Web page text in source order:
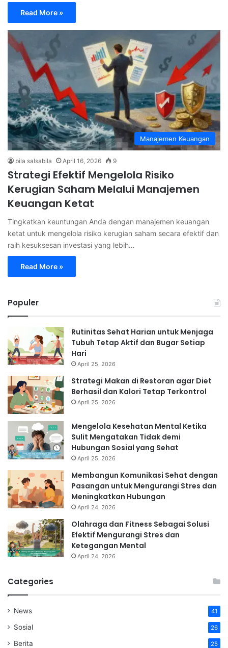
Read More »
Manajemen Keuangan
bila salsabila April 16, 2026 9
Strategi Efektif Mengelola Risiko
Kerugian Saham Melalui Manajemen
Keuangan Ketat
Tingkatkan keuntungan Anda dengan manajemen keuangan
ketat untuk mengelola risiko kerugian saham secara efektif dan
raih kesuksesan investasi yang lebih…
Read More »
Populer
Rutinitas Sehat Harian untuk Menjaga
Tubuh Tetap Aktif dan Bugar Setiap
Hari
April 25, 2026
Strategi Makan di Restoran agar Diet
Berhasil dan Kalori Tetap Terkontrol
April 25, 2026
Mengelola Kesehatan Mental Ketika
Sulit Mengatakan Tidak demi
Hubungan Sosial yang Sehat
April 25, 2026
Membangun Komunikasi Sehat dengan
Pasangan untuk Mengurangi Stres dan
Meningkatkan Hubungan
April 24, 2026
Olahraga dan Fitness Sebagai Solusi
Efektif Mengurangi Stres dan
Ketegangan Mental
April 24, 2026
Categories
News 41
Sosial 26
Berita 25